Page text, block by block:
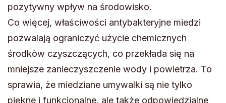
pozytywny wpływ na środowisko.
Co więcej, właściwości antybakteryjne miedzi
pozwalają ograniczyć użycie chemicznych
środków czyszczących, co przekłada się na
mniejsze zanieczyszczenie wody i powietrza. To
sprawia, że miedziane umywalki są nie tylko
piękne i funkcjonalne, ale także odpowiedzialne